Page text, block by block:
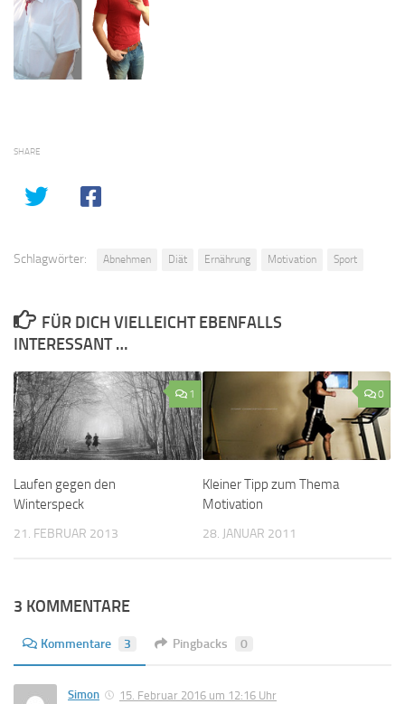
SHARE
Schlagwörter: Abnehmen Diät Ernährung Motivation Sport
FÜR DICH VIELLEICHT EBENFALLS
INTERESSANT …
1
Laufen gegen den
Winterspeck
21. FEBRUAR 2013
0
Kleiner Tipp zum Thema
Motivation
28. JANUAR 2011
3 KOMMENTARE
Kommentare 3 Pingbacks 0
Simon
15. Februar 2016 um 12:16 Uhr